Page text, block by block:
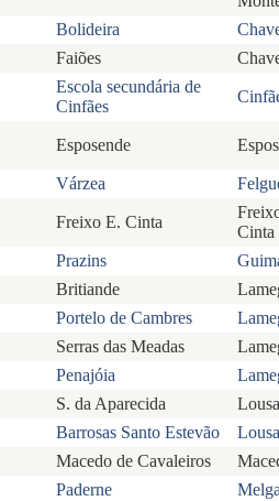
Bolideira
Faiões
Escola secundária de
Cinfães
Esposende
Várzea
Freixo E. Cinta
Cinta
Prazins
Britiande
Portelo de Cambres
Serras das Meadas
Penajóia
S. da Aparecida
Barrosas Santo Estevão
Macedo de Cavaleiros
Paderne